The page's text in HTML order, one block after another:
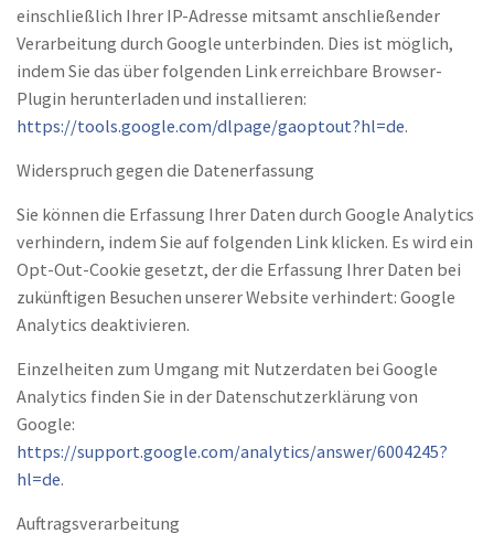
einschließlich Ihrer IP-Adresse mitsamt anschließender
Verarbeitung durch Google unterbinden. Dies ist möglich,
indem Sie das über folgenden Link erreichbare Browser-
Plugin herunterladen und installieren:
https://tools.google.com/dlpage/gaoptout?hl=de.
Widerspruch gegen die Datenerfassung
Sie können die Erfassung Ihrer Daten durch Google Analytics
verhindern, indem Sie auf folgenden Link klicken. Es wird ein
Opt-Out-Cookie gesetzt, der die Erfassung Ihrer Daten bei
zukünftigen Besuchen unserer Website verhindert: Google
Analytics deaktivieren.
Einzelheiten zum Umgang mit Nutzerdaten bei Google
Analytics finden Sie in der Datenschutzerklärung von
Google:
https://support.google.com/analytics/answer/6004245?
hl=de.
Auftragsverarbeitung